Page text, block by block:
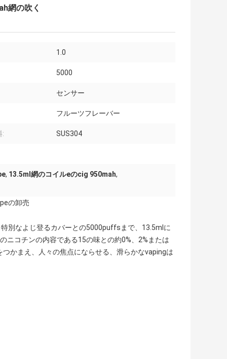
網の吹く
1.0
5000
センサー
フルーツフレーバー
: SUS304
, 13.5ml網のコイルeのcig 950mah,
の卸売
別なよじ登るカバーとの5000puffsまで、13.5mlに
コチンの内容である15の味との約0%、2%または
かまえ、人々の焦点にならせる、滑らかなvapingは